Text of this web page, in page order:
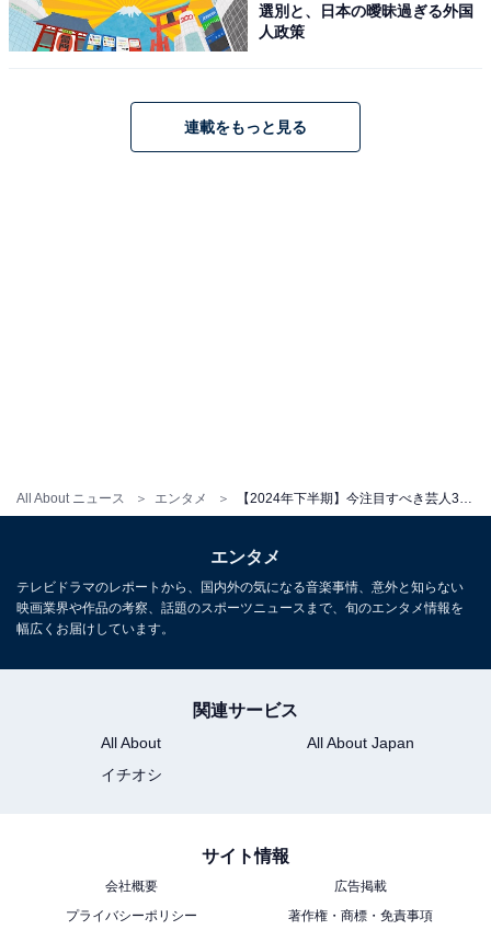
All About ニュース エンタメ
View this post on Instagram
す。
また、かなりクセが強い芸人として知られ、「M-1グラ
ンプリ2023」の敗者復活戦では実力者のオズワルドに勝
利する大波乱を起こした際に、先輩である畠中悠さんを
んは「仲良しこよしでやってもしょうがないんで」とぶ
った切り。このエピソードは、オズワルドのラジオ番組
で語られお笑いファンの間で話題となります。
強い個性を持つツッコミがいることは、ダウンタウンを
見ても分かる通りテレビでは武器になります。今後、テ
レビ番組などでヤスさんのキャラがどれだけ世間に知れ
選別と、日本の曖昧過ぎる外国
人政策
連載をもっと見る
エンタメ
テレビドラマのレポートから、国内外の気になる音楽事情、意外と知らない
映画業界や作品の考察、話題のスポーツニュースまで、旬のエンタメ情報を
幅広くお届けしています。
関連サービス
All About
All About Japan
イチオシ
サイト情報
会社概要
広告掲載
プライバシーポリシー
著作権・商標・免責事項